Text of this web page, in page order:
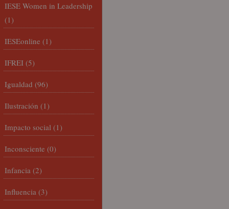
IESE Women in Leadership
(1)
IESEonline (1)
IFREI (5)
Igualdad (96)
Ilustración (1)
Impacto social (1)
Inconsciente (0)
Infancia (2)
Influencia (3)